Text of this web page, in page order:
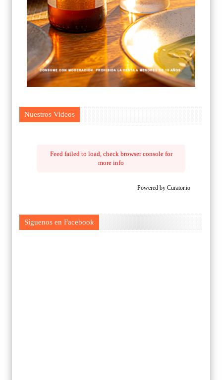
Nuestros Videos
Feed failed to load, check browser console for
more info
Powered by Curator.io
Síguenos en Facebook